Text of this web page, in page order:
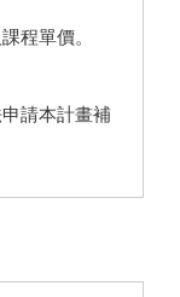
程單價。
請本計畫補